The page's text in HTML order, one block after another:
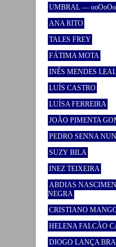
UMBRAL —
ANA RITO
TALES FREY
FÁTIMA MOTA
INÊS MENDES LEAL
LUÍS CASTRO
LUÍSA FERREIRA
JOÃO PIMENTA
PEDRO SENNA
SUZY BILA
INEZ TEIXEIRA
ABDIAS
NEGRA
CRISTIANO
HELENA FALCÃO
DIOGO LANÇA